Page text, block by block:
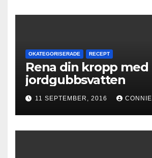
OKATEGORISERADE RECEPT
Rena din kropp med
jordgubbsvatten
11 SEPTEMBER, 2016 CONNIE